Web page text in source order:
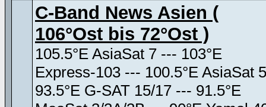
C-Band News Asien (
106°Ost bis 72°Ost )
105.5°E AsiaSat 7 --- 103°E
Express-103 --- 100.5°E AsiaSat 5
93.5°E G-SAT 15/17 --- 91.5°E